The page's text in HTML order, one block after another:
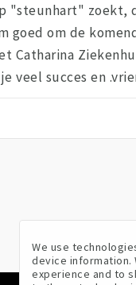
"steunhart" zoekt,
goed om de
veel succes en
We use
device information.
experience and to